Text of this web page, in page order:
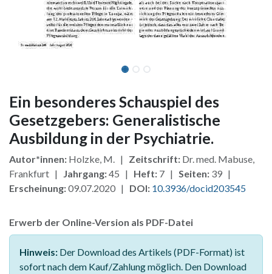
Ein besonderes Schauspiel des
Gesetzgebers: Generalistische
Ausbildung in der Psychiatrie.
Autor*innen: Holzke, M. | Zeitschrift: Dr. med. Mabuse,
Frankfurt | Jahrgang:45 | Heft: 7 | Seiten: 39 |
Erscheinung:09.07.2020 | DOI: 10.3936/docid203545
Erwerb der Online-Version als PDF-Datei
Hinweis: Der Download des Artikels (PDF-Format) ist
sofort nach dem Kauf/Zahlung möglich. Den Download